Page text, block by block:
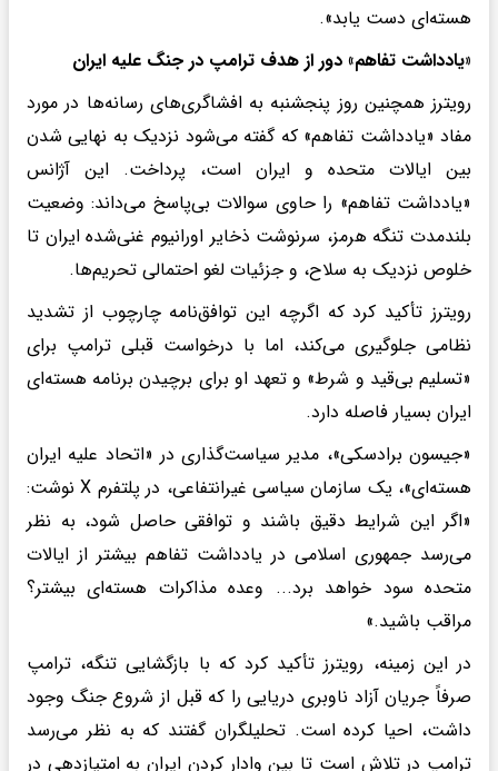
هسته‌ای دست یابد».
«یادداشت تفاهم» دور از هدف ترامپ در جنگ علیه ایران
رویترز همچنین روز پنجشنبه به افشاگری‌های رسانه‌ها در مورد
مفاد «یادداشت تفاهم» که گفته می‌شود نزدیک به نهایی شدن
بین ایالات متحده و ایران است، پرداخت. این آژانس
«یادداشت تفاهم» را حاوی سوالات بی‌پاسخ می‌داند: وضعیت
بلندمدت تنگه هرمز، سرنوشت ذخایر اورانیوم غنی‌شده ایران تا
خلوص نزدیک به سلاح، و جزئیات لغو احتمالی تحریم‌ها.
رویترز تأکید کرد که اگرچه این توافق‌نامه چارچوب از تشدید
نظامی جلوگیری می‌کند، اما با درخواست قبلی ترامپ برای
«تسلیم بی‌قید و شرط» و تعهد او برای برچیدن برنامه هسته‌ای
ایران بسیار فاصله دارد.
«جیسون برادسکی»، مدیر سیاست‌گذاری در «اتحاد علیه ایران
هسته‌ای»، یک سازمان سیاسی غیرانتفاعی، در پلتفرم X نوشت:
«اگر این شرایط دقیق باشند و توافقی حاصل شود، به نظر
می‌رسد جمهوری اسلامی در یادداشت تفاهم بیشتر از ایالات
متحده سود خواهد برد... وعده مذاکرات هسته‌ای بیشتر؟
مراقب باشید.»
در این زمینه، رویترز تأکید کرد که با بازگشایی تنگه، ترامپ
صرفاً جریان آزاد ناوبری دریایی را که قبل از شروع جنگ وجود
داشت، احیا کرده است. تحلیلگران گفتند که به نظر می‌رسد
ترامپ در تلاش است تا بین وادار کردن ایران به امتیازدهی در